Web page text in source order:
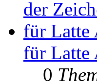
für Latte
0